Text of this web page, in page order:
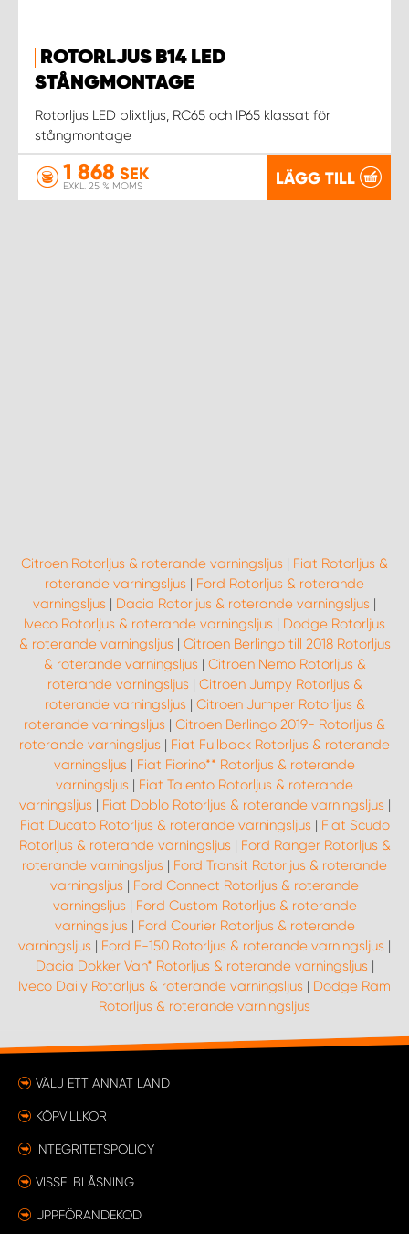
ROTORLJUS B14 LED
STÅNGMONTAGE
Rotorljus LED blixtljus, RC65 och IP65 klassat för
stångmontage
1 868 SEK
EXKL. 25 % MOMS LÄGG TILL
Citroen Rotorljus & roterande varningsljus | Fiat Rotorljus &
roterande varningsljus | Ford Rotorljus & roterande
varningsljus | Dacia Rotorljus & roterande varningsljus |
Iveco Rotorljus & roterande varningsljus | Dodge Rotorljus
& roterande varningsljus | Citroen Berlingo till 2018 Rotorljus
& roterande varningsljus | Citroen Nemo Rotorljus &
roterande varningsljus | Citroen Jumpy Rotorljus &
roterande varningsljus | Citroen Jumper Rotorljus &
roterande varningsljus | Citroen Berlingo 2019- Rotorljus &
roterande varningsljus | Fiat Fullback Rotorljus & roterande
varningsljus | Fiat Fiorino** Rotorljus & roterande
varningsljus | Fiat Talento Rotorljus & roterande
varningsljus | Fiat Doblo Rotorljus & roterande varningsljus |
Fiat Ducato Rotorljus & roterande varningsljus | Fiat Scudo
Rotorljus & roterande varningsljus | Ford Ranger Rotorljus &
roterande varningsljus | Ford Transit Rotorljus & roterande
varningsljus | Ford Connect Rotorljus & roterande
varningsljus | Ford Custom Rotorljus & roterande
varningsljus | Ford Courier Rotorljus & roterande
varningsljus | Ford F-150 Rotorljus & roterande varningsljus |
Dacia Dokker Van* Rotorljus & roterande varningsljus |
Iveco Daily Rotorljus & roterande varningsljus | Dodge Ram
Rotorljus & roterande varningsljus
VÄLJ ETT ANNAT LAND
KÖPVILLKOR
INTEGRITETSPOLICY
VISSELBLÅSNING
UPPFÖRANDEKOD